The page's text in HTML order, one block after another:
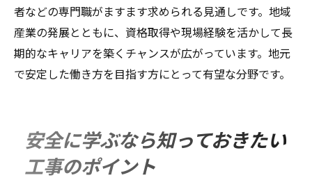
者などの専門職がますます求められる見通しです。地域
産業の発展とともに、資格取得や現場経験を活かして長
期的なキャリアを築くチャンスが広がっています。地元
で安定した働き方を目指す方にとって有望な分野です。
安全に学ぶなら知っておきたい
工事のポイント